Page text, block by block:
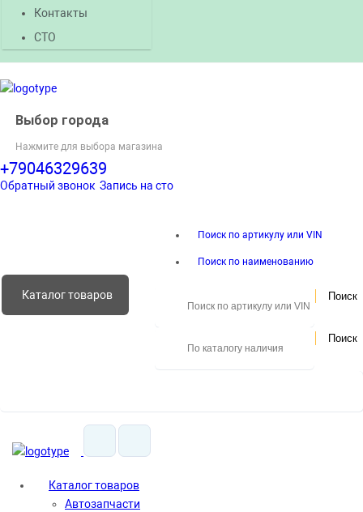
Контакты
СТО
Выбор города
Нажмите для выбора магазина
+79046329639
Обратный звонок Запись на сто
Каталогтоваров
Поиск по артикулу или VIN
Поиск по наименованию
Поиск
Поиск
Каталогтоваров
Автозапчасти